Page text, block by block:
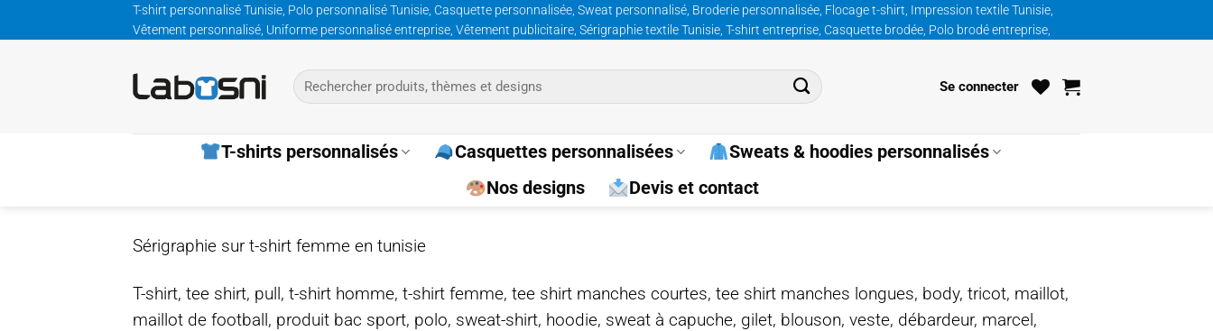
au
T-shirt personnalisé Tunisie, Polo personnalisé Tunisie, Casquette personnalisée, Sweat personnalisé, Broderie personnalisée, Flocage t-shirt, Impression textile Tunisie,
Vêtement personnalisé, Uniforme personnalisé entreprise, Vêtement publicitaire, Sérigraphie textile Tunisie, T-shirt entreprise, Casquette brodée, Polo brodé entreprise,
Recherche
pour :
Se connecter
T-shirts personnalisés Casquettes personnalisées
Sweats & hoodies personnalisés
Nos designs
Devis et contact
Sérigraphie sur t-shirt femme en tunisie
T-shirt, tee shirt, pull, t-shirt homme, t-shirt femme, tee shirt manches courtes, tee shirt manches longues, body, tricot, maillot,
maillot de football, produit bac sport, polo, sweat-shirt, hoodie, sweat à capuche, gilet, blouson, veste, débardeur, marcel,